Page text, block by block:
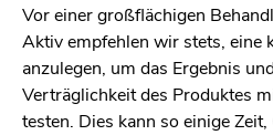
Vor einer großflächigen
Aktiv empfehlen wir stets, eine
anzulegen, um das Ergebnis
Verträglichkeit des Produktes
testen. Dies kann so einige